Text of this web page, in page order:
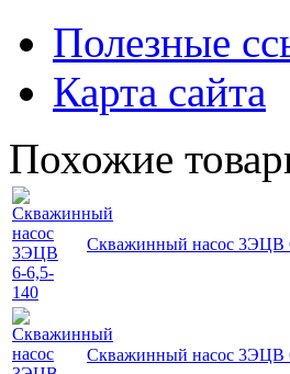
Полезные
Карта сайта
Похожие
Скважинный насос 3ЭЦВ
Скважинный насос 3ЭЦВ